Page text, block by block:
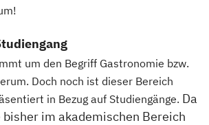
um den Begriff Gastronomie bzw.
Doch noch ist dieser Bereich
in Bezug auf Studiengänge. Da
im akademischen Bereich